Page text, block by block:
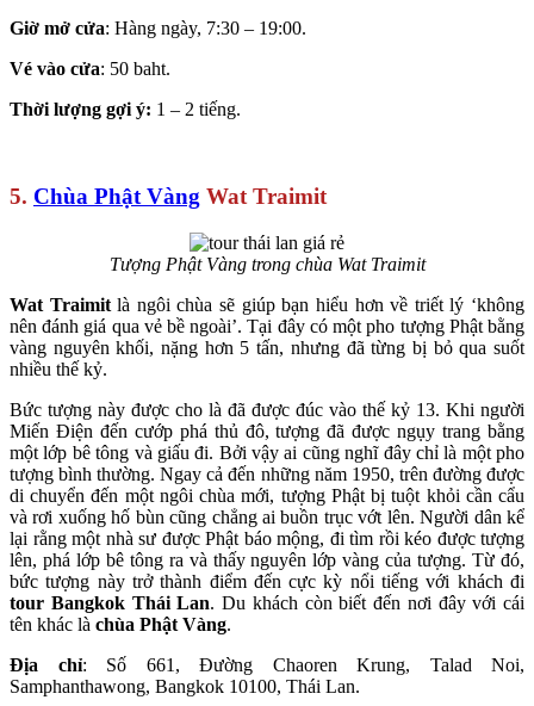
Giờ mở cửa: Hàng ngày, 7:30 – 19:00.
Vé vào cửa: 50 baht.
Thời lượng gợi ý: 1 – 2 tiếng.
5. Chùa Phật Vàng Wat Traimit
Tượng Phật Vàng trong chùa Wat Traimit
Wat Traimitlà ngôi chùa sẽ giúp bạn hiểu hơn về triết lý ‘không
nên đánh giá qua vẻ bề ngoài’. Tại đây có một pho tượng Phật bằng
vàng nguyên khối, nặng hơn 5 tấn, nhưng đã từng bị bỏ qua suốt
nhiều thế kỷ.
Bức tượng này được cho là đã được đúc vào thế kỷ 13. Khi người
Miến Điện đến cướp phá thủ đô, tượng đã được ngụy trang bằng
một lớp bê tông và giấu đi. Bởi vậy ai cũng nghĩ đây chỉ là một pho
tượng bình thường. Ngay cả đến những năm 1950, trên đường được
di chuyển đến một ngôi chùa mới, tượng Phật bị tuột khỏi cần cẩu
và rơi xuống hố bùn cũng chẳng ai buồn trục vớt lên. Người dân kể
lại rằng một nhà sư được Phật báo mộng, đi tìm rồi kéo được tượng
lên, phá lớp bê tông ra và thấy nguyên lớp vàng của tượng. Từ đó,
bức tượng này trở thành điểm đến cực kỳ nổi tiếng với khách đi
tour Bangkok Thái Lan. Du khách còn biết đến nơi đây với cái
tên khác là chùa Phật Vàng.
Địa chỉ: Số 661, Đường Chaoren Krung, Talad Noi,
Samphanthawong, Bangkok 10100, Thái Lan.